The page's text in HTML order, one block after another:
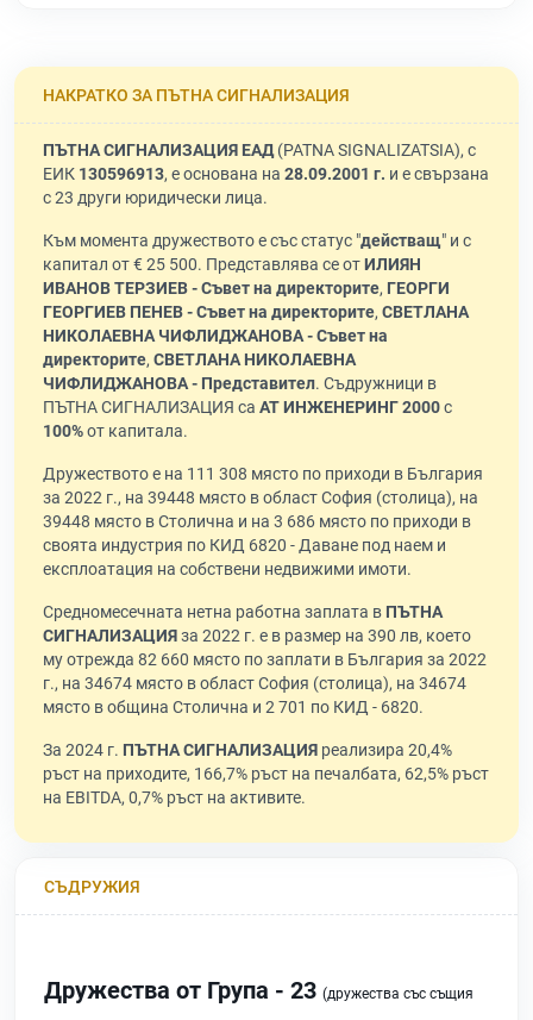
НАКРАТКО ЗА ПЪТНА СИГНАЛИЗАЦИЯ
ПЪТНА СИГНАЛИЗАЦИЯ ЕАД(PATNA SIGNALIZATSIA), с
ЕИК 130596913, е основана на 28.09.2001 г. и е свързана
с 23 други юридически лица.
Към момента дружеството е със статус "действащ" и с
капитал от € 25 500. Представлява се отИЛИЯН
ИВАНОВ ТЕРЗИЕВ - Съвет на директорите, ГЕОРГИ
ГЕОРГИЕВ ПЕНЕВ - Съвет на директорите, СВЕТЛАНА
НИКОЛАЕВНА ЧИФЛИДЖАНОВА - Съвет на
директорите, СВЕТЛАНА НИКОЛАЕВНА
ЧИФЛИДЖАНОВА - Представител. Съдружници в
ПЪТНА СИГНАЛИЗАЦИЯ са АТ ИНЖЕНЕРИНГ 2000с
100%от капитала.
Дружеството е на 111 308 място по приходи в България
за 2022 г., на 39448 място в област София (столица), на
39448 място в Столична и на 3 686 място по приходи в
своята индустрия по КИД 6820 - Даване под наем и
експлоатация на собствени недвижими имоти.
Средномесечната нетна работна заплата в ПЪТНА
СИГНАЛИЗАЦИЯза 2022 г. е в размер на 390 лв, което
му отрежда 82 660 място по заплати в България за 2022
г., на 34674 място в област София (столица), на 34674
място в община Столична и 2 701 по КИД - 6820.
За 2024 г. ПЪТНА СИГНАЛИЗАЦИЯ реализира 20,4%
ръст на приходите, 166,7% ръст на печалбата, 62,5% ръст
на EBITDA, 0,7% ръст на активите.
СЪДРУЖИЯ
Дружества от Група - 23 (дружества със същия